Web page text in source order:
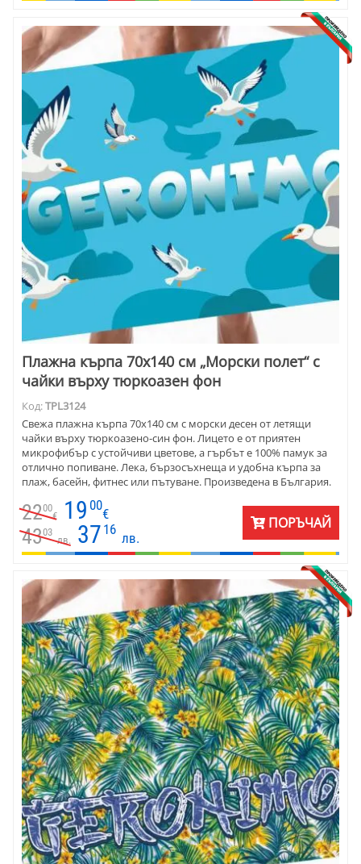
Плажна кърпа 70х140 см „Морски полет“ с
чайки върху тюркоазен фон
Код:TPL3124
Свежа плажна кърпа 70х140 см с морски десен от летящи
чайки върху тюркоазено-син фон. Лицето е от приятен
микрофибър с устойчиви цветове, а гърбът е 100% памук за
отлично попиване. Лека, бързосъхнеща и удобна кърпа за
плаж, басейн, фитнес или пътуване. Произведена в България.
2200
€ 19 00
€
4303
лв. 37 16
лв.
ПОРЪЧАЙ